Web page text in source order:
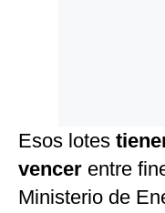
Esos lotes
vencer entre
Ministerio de